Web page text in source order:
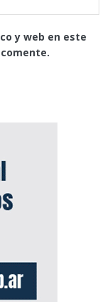
y web en este